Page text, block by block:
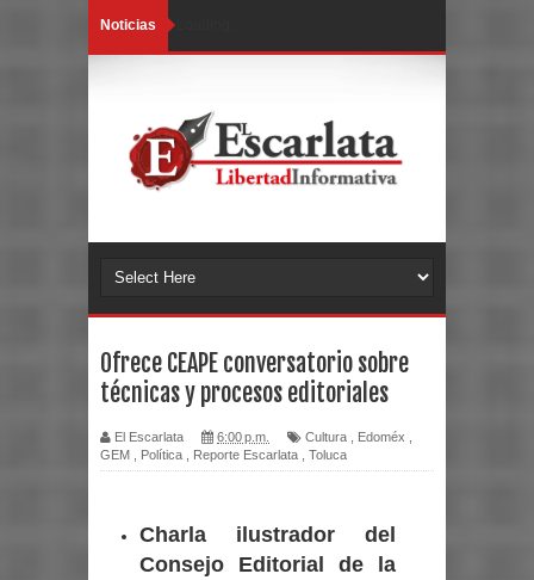
Noticias
Ofrece CEAPE conversatorio sobre
técnicas y procesos editoriales
El Escarlata 6:00 p.m. Cultura Edoméx
GEM
Política Reporte Escarlata Toluca
Charla ilustrador del
Consejo Editorial de la